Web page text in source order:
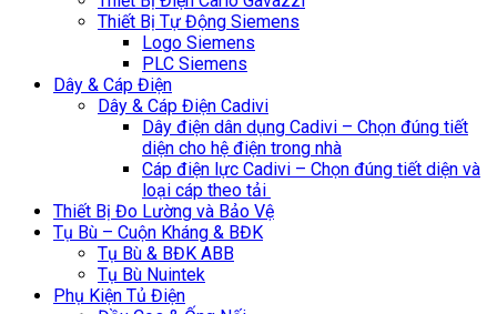
Thiết Bị Tự Động Siemens
Logo Siemens
PLC Siemens
Dây & Cáp Điện
Dây & Cáp Điện Cadivi
Dây điện dân dụng Cadivi – Chọn đúng tiết
diện cho hệ điện trong nhà
Cáp điện lực Cadivi – Chọn đúng tiết diện và
loại cáp theo tải
Thiết Bị Đo Lường và Bảo Vệ
Tụ Bù – Cuộn Kháng & BĐK
Tụ Bù & BĐK ABB
Tụ Bù Nuintek
Phụ Kiện Tủ Điện